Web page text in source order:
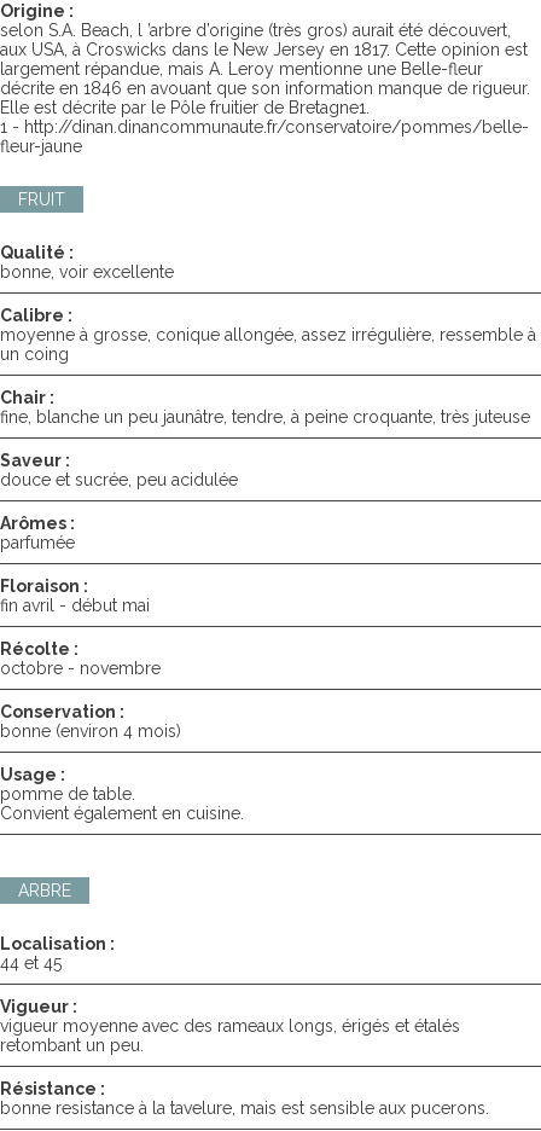
Origine :
selon S.A. Beach, l ’arbre d’origine (très gros) aurait été découvert,
aux USA, à Croswicks dans le New Jersey en 1817. Cette opinion est
largement répandue, mais A. Leroy mentionne une Belle-fleur
décrite en 1846 en avouant que son information manque de rigueur.
Elle est décrite par le Pôle fruitier de Bretagne1.
1 - http://dinan.dinancommunaute.fr/conservatoire/pommes/belle-
fleur-jaune
FRUIT
Qualité :
bonne, voir excellente
Calibre :
moyenne à grosse, conique allongée, assez irrégulière, ressemble à
un coing
Chair :
fine, blanche un peu jaunâtre, tendre, à peine croquante, très juteuse
Saveur :
douce et sucrée, peu acidulée
Arômes :
parfumée
Floraison :
fin avril - début mai
Récolte :
octobre - novembre
Conservation :
bonne (environ 4 mois)
Usage :
pomme de table.
Convient également en cuisine.
ARBRE
Localisation :
44 et 45
Vigueur :
vigueur moyenne avec des rameaux longs, érigés et étalés
retombant un peu.
Résistance :
bonne resistance à la tavelure, mais est sensible aux pucerons.